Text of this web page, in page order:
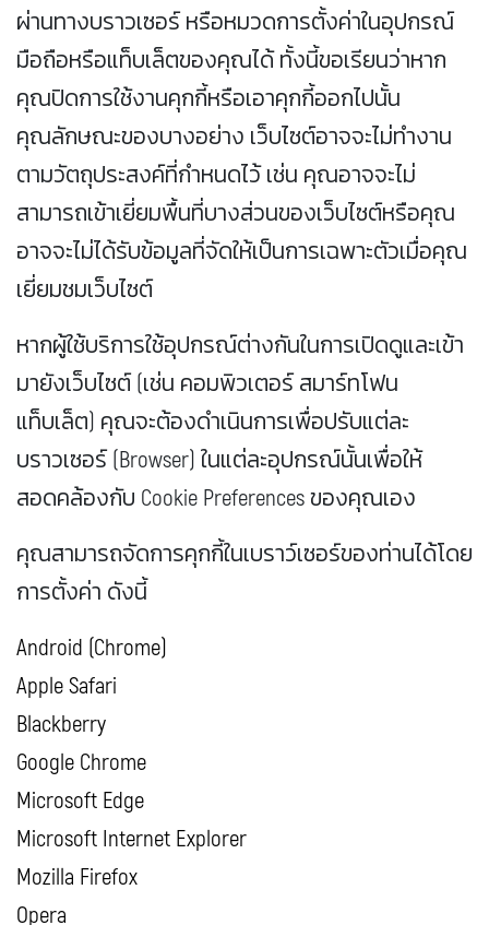
ผ่านทางบราวเซอร์ หรือหมวดการตั้งค่าในอุปกรณ์
มือถือหรือแท็บเล็ตของคุณได้ ทั้งนี้ขอเรียนว่าหาก
คุณปิดการใช้งานคุกกี้หรือเอาคุกกี้ออกไปนั้น
คุณลักษณะของบางอย่าง เว็บไซต์อาจจะไม่ทำงาน
ตามวัตถุประสงค์ที่กำหนดไว้ เช่น คุณอาจจะไม่
สามารถเข้าเยี่ยมพื้นที่บางส่วนของเว็บไซต์หรือคุณ
อาจจะไม่ได้รับข้อมูลที่จัดให้เป็นการเฉพาะตัวเมื่อคุณ
เยี่ยมชมเว็บไซต์
หากผู้ใช้บริการใช้อุปกรณ์ต่างกันในการเปิดดูและเข้า
มายังเว็บไซต์ (เช่น คอมพิวเตอร์ สมาร์ทโฟน
แท็บเล็ต) คุณจะต้องดำเนินการเพื่อปรับแต่ละ
บราวเซอร์ (Browser) ในแต่ละอุปกรณ์นั้นเพื่อให้
สอดคล้องกับ Cookie Preferences ของคุณเอง
คุณสามารถจัดการคุกกี้ในเบราว์เซอร์ของท่านได้โดย
การตั้งค่า ดังนี้
Android (Chrome)
Apple Safari
Blackberry
Google Chrome
Microsoft Edge
Microsoft Internet Explorer
Mozilla Firefox
Opera